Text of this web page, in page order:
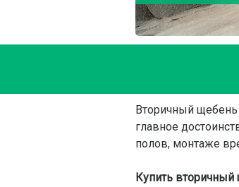
Вторичный щебень
главное
полов, монтаже
Купить